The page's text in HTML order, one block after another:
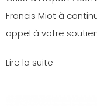
Francis Miot à
appel à votre
Lire la suite